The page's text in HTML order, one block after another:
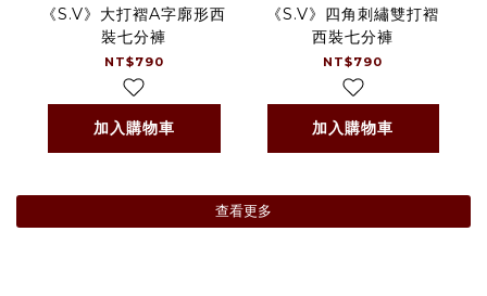
《S.V》大打褶A字廓形西
裝七分褲
NT$790
加入購物車
《S.V》四角刺繡雙打褶
西裝七分褲
NT$790
加入購物車
查看更多